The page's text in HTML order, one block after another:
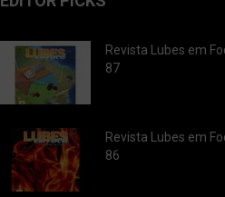
Revista Lubes em
87
Revista Lubes em
86